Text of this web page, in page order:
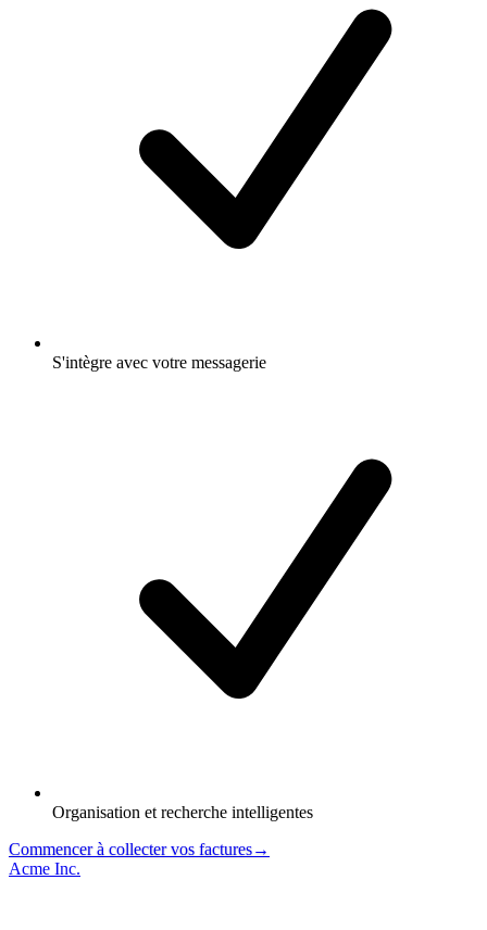
S'intègre avec votre messagerie
Organisation et recherche intelligentes
Commencer à collecter vos factures→
Acme Inc.